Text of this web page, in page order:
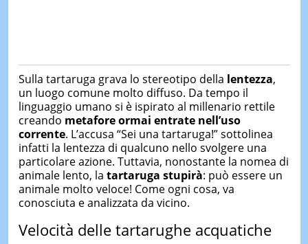
Sulla tartaruga grava lo stereotipo della lentezza,
un luogo comune molto diffuso. Da tempo il
linguaggio umano si è ispirato al millenario rettile
creando metafore ormai entrate nell’uso
corrente. L’accusa “Sei una tartaruga!” sottolinea
infatti la lentezza di qualcuno nello svolgere una
particolare azione. Tuttavia, nonostante la nomea di
animale lento, la tartaruga stupirà: può essere un
animale molto veloce! Come ogni cosa, va
conosciuta e analizzata da vicino.
Velocità delle tartarughe acquatiche